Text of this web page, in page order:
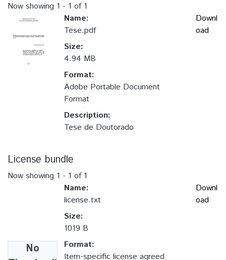
Now showing 1 - 1 of 1
Name:
Tese.pdf
Size:
4.94 MB
Format:
Adobe Portable Document
Format
Description:
Tese de Doutorado
Downl
oad
License bundle
Now showing 1 - 1 of 1
No
Name:
license.txt
Size:
1019 B
Format:
Item-specific license agreed
Downl
oad